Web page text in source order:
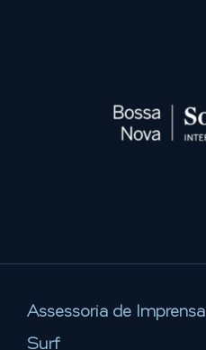
Assessoria de Imprensa
Surf